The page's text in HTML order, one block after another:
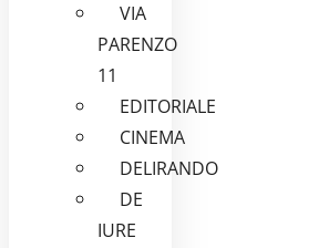
VIA
PARENZO
11
EDITORIALE
CINEMA
DELIRANDO
DE
IURE